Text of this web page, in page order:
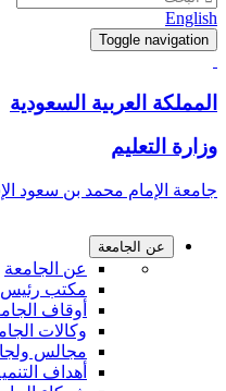
English
Toggle navigation
المملكة العربية السعودية
وزارة التعليم
جامعة الإمام محمد بن سعود
عن الجامعة
عن الجامعة
مكتب رئيس
أوقاف
وكالات
مجالس
أهداف